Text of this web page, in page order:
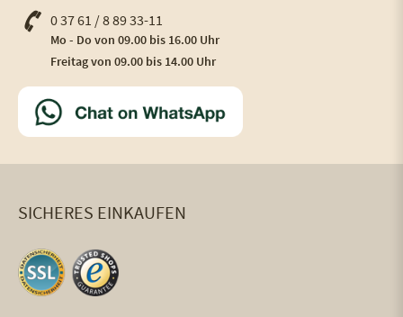
0 37 61 / 8 89 33-11
Mo - Do von 09.00 bis 16.00 Uhr
Freitag von 09.00 bis 14.00 Uhr
SICHERES EINKAUFEN